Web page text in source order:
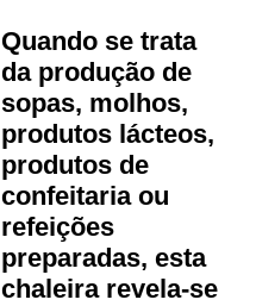
Quando se trata
da produção de
sopas, molhos,
produtos lácteos,
produtos de
confeitaria ou
refeições
preparadas, esta
chaleira revela-se